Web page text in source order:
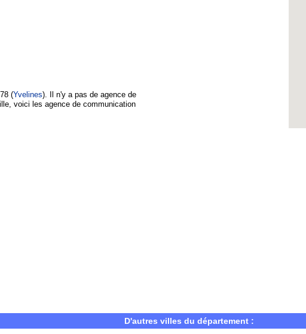
(Yvelines). Il n'y a pas de agence de
voici les agence de communication
D'autres villes du département :